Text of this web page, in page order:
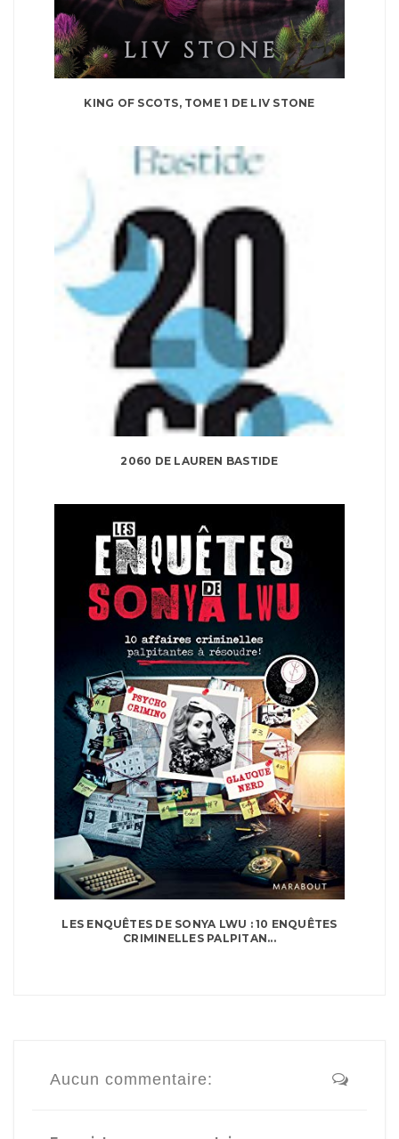
KING OF SCOTS, TOME 1 DE LIV STONE
2060 DE LAUREN BASTIDE
LES ENQUÊTES DE SONYA LWU : 10 ENQUÊTES
CRIMINELLES PALPITAN...
Aucun commentaire: